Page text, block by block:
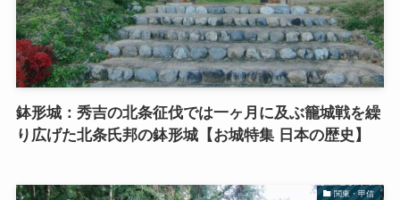
鉢形城：秀吉の北条征伐では一ヶ月に及ぶ籠城戦を繰
り広げた北条氏邦の鉢形城【お城特集 日本の歴史】
関東・甲信